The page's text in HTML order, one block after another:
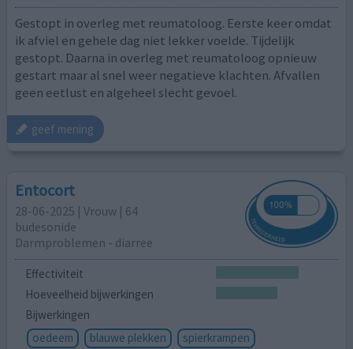
Gestopt in overleg met reumatoloog. Eerste keer omdat
ik afviel en gehele dag niet lekker voelde. Tijdelijk
gestopt. Daarna in overleg met reumatoloog opnieuw
gestart maar al snel weer negatieve klachten. Afvallen
geen eetlust en algeheel slecht gevoel.
geef mening
Entocort
28-06-2025 | Vrouw | 64
budesonide
Darmproblemen - diarree
Effectiviteit
Hoeveelheid bijwerkingen
Bijwerkingen
oedeem
blauwe plekken spierkrampen